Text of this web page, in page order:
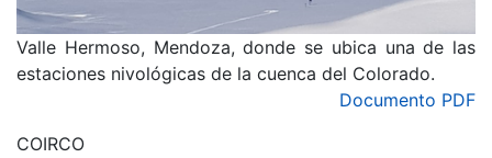
Valle Hermoso, Mendoza, donde se ubica una de las
estaciones nivológicas de la cuenca del Colorado.
Documento PDF
COIRCO